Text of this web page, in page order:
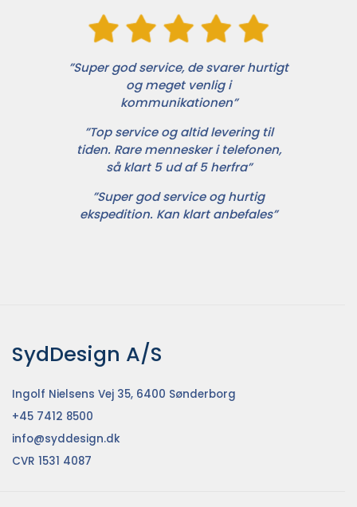
”Super god service, de svarer hurtigt
og meget venlig i
kommunikationen”
”Top service og altid levering til
tiden. Rare mennesker i telefonen,
så klart 5 ud af 5 herfra”
”Super god service og hurtig
ekspedition. Kan klart anbefales”
SydDesign A/S
Ingolf Nielsens Vej 35, 6400 Sønderborg
+45 7412 8500
info@syddesign.dk
CVR 1531 4087